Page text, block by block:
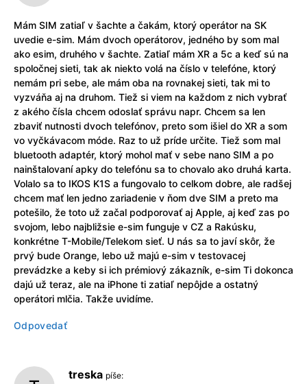
Mám SIM zatiaľ v šachte a čakám, ktorý operátor na SK
uvedie e-sim. Mám dvoch operátorov, jedného by som mal
ako esim, druhého v šachte. Zatiaľ mám XR a 5c a keď sú na
spoločnej sieti, tak ak niekto volá na číslo v telefóne, ktorý
nemám pri sebe, ale mám oba na rovnakej sieti, tak mi to
vyzváňa aj na druhom. Tiež si viem na každom z nich vybrať
z akého čísla chcem odoslať správu napr. Chcem sa len
zbaviť nutnosti dvoch telefónov, preto som išiel do XR a som
vo vyčkávacom móde. Raz to už príde určite. Tiež som mal
bluetooth adaptér, ktorý mohol mať v sebe nano SIM a po
nainštalovaní apky do telefónu sa to chovalo ako druhá karta.
Volalo sa to IKOS K1S a fungovalo to celkom dobre, ale radšej
chcem mať len jedno zariadenie v ňom dve SIM a preto ma
potešilo, že toto už začal podporovať aj Apple, aj keď zas po
svojom, lebo najbližsie e-sim funguje v CZ a Rakúsku,
konkrétne T-Mobile/Telekom sieť. U nás sa to javí skôr, že
prvý bude Orange, lebo už majú e-sim v testovacej
prevádzke a keby si ich prémiový zákazník, e-sim Ti dokonca
dajú už teraz, ale na iPhone ti zatiaľ nepôjde a ostatný
operátori mlčia. Takže uvidíme.
Odpovedať
treska píše: